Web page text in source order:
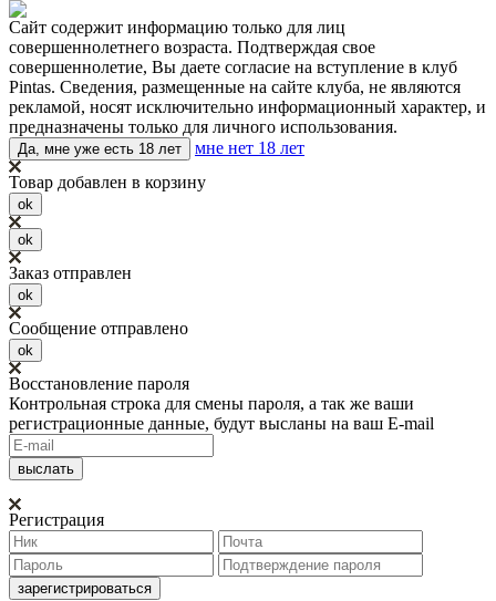
Сайт содержит информацию только для лиц
совершеннолетнего возраста. Подтверждая свое
совершеннолетие, Вы даете согласие на вступление в клуб
Pintas. Сведения, размещенные на сайте клуба, не являются
рекламой, носят исключительно информационный характер, и
предназначены только для личного использования.
Да, мне уже есть 18 лет
мне нет 18 лет
Товар добавлен в корзину
ok
ok
Заказ отправлен
ok
Сообщение отправлено
ok
Восстановление пароля
Контрольная строка для смены пароля, а так же ваши
регистрационные данные, будут высланы на ваш E-mail
Регистрация